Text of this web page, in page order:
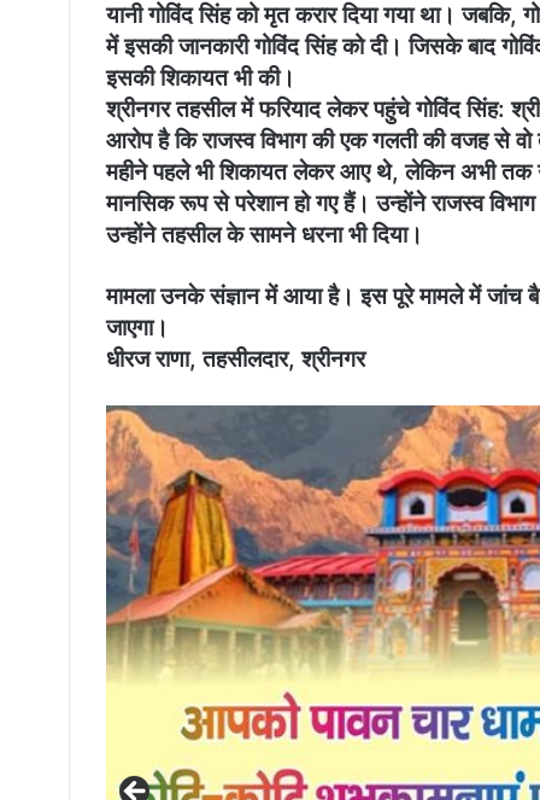
यानी गोविंद सिंह को मृत करार दिया गया था।
में इसकी जानकारी गोविंद सिंह को दी। जिसके बाद
इसकी शिकायत भी की।
श्रीनगर तहसील में फरियाद लेकर पहुंचे गोविंद सिंह:
आरोप है कि राजस्व विभाग की एक गलती की वजह से
महीने पहले भी शिकायत लेकर आए थे, लेकिन अभी तक
मानसिक रूप से परेशान हो गए हैं। उन्होंने राजस्व
उन्होंने तहसील के सामने धरना भी दिया।
मामला उनके संज्ञान में आया है। इस पूरे मामले में जांच
जाएगा।
धीरज राणा, तहसीलदार, श्रीनगर